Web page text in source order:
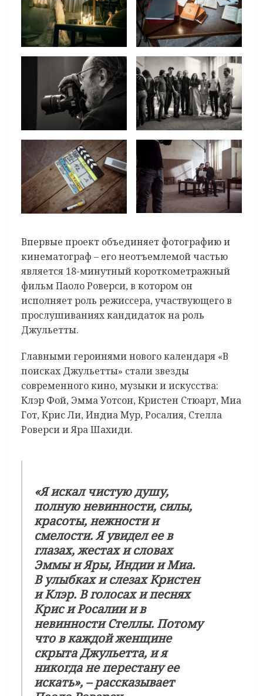
Впервые проект объединяет фотографию и
кинематограф – его неотъемлемой частью
является 18-минутный короткометражный
фильм Паоло Роверси, в котором он
исполняет роль режиссера, участвующего в
прослушиваниях кандидаток на роль
Джульетты.
Главными героинями нового календаря «В
поисках Джульетты» стали звезды
современного кино, музыки и искусства:
Клэр Фой, Эмма Уотсон, Кристен Стюарт, Миа
Гот, Крис Ли, Индиа Мур, Росалия, Стелла
Роверси и Яра Шахиди.
«Я искал чистую душу,
полную невинности, силы,
красоты, нежности и
смелости. Я увидел ее в
глазах, жестах и словах
Эммы и Яры, Индии и Миа.
В улыбках и слезах Кристен
и Клэр. В голосах и песнях
Крис и Росалии и в
невинности Стеллы. Потому
что в каждой женщине
скрыта Джульетта, и я
никогда не перестану ее
искать», – рассказывает